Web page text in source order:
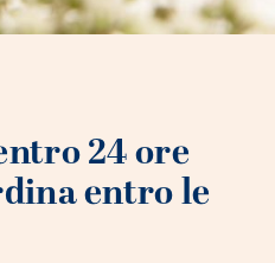
24 ore
entro le